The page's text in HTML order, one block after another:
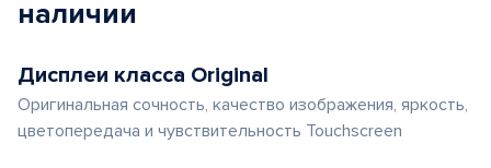
наличии
Дисплеи класса Original
Оригинальная сочность, качество изображения, яркость,
цветопередача и чувствительность Touchscreen